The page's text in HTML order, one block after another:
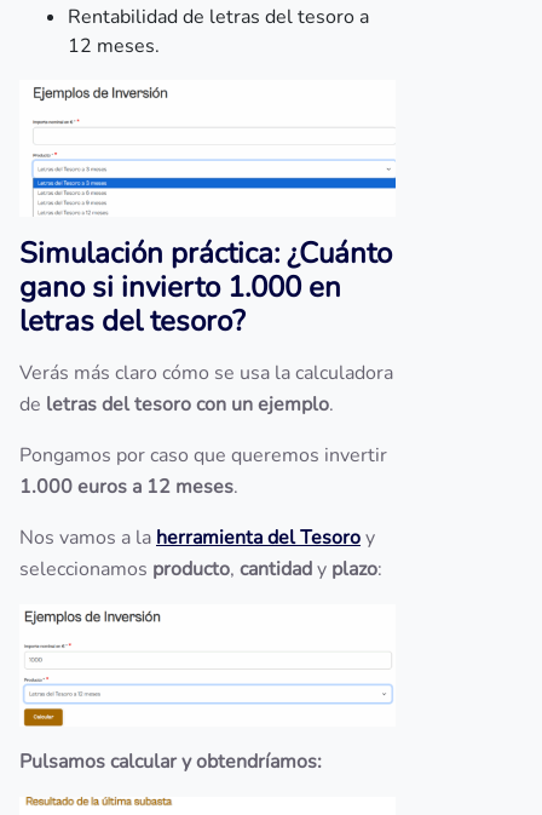
Rentabilidad de letras del tesoro a
12 meses.
Simulación práctica: ¿Cuánto
gano si invierto 1.000 en
letras del tesoro?
Verás más claro cómo se usa la calculadora
de letras del tesoro con un ejemplo.
Pongamos por caso que queremos invertir
1.000 euros a 12 meses.
Nos vamos a la herramienta del Tesoroy
seleccionamos producto, cantidady plazo:
Pulsamos calcular y obtendríamos: